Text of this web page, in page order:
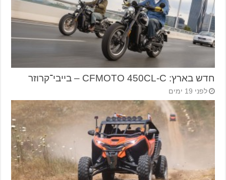
חדש בארץ: CFMOTO 450CL-C – בייבי־קרוזר
לפני 19 ימים